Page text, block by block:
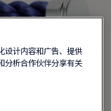
设计内容和广告、提供
分析合作伙伴分享有关